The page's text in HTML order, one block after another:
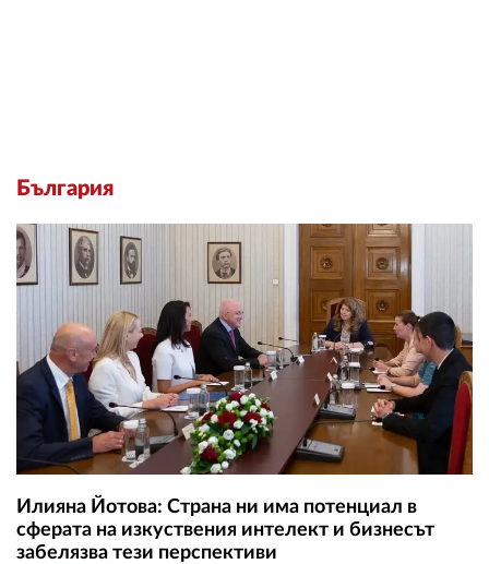
България
Илияна Йотова: Страна ни има потенциал в
сферата на изкуствения интелект и бизнесът
забелязва тези перспективи